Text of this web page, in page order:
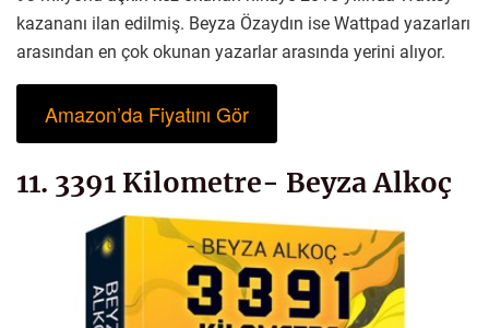
kazananı ilan edilmiş. Beyza Özaydın ise Wattpad yazarları
arasından en çok okunan yazarlar arasında yerini alıyor.
Amazon’da Fiyatını Gör
11. 3391 Kilometre- Beyza Alkoç